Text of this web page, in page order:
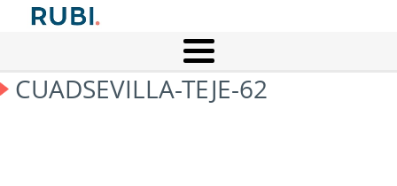
CUADSEVILLA-TEJE-62